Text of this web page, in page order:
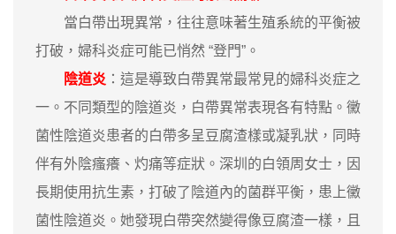
當白帶出現異常，往往意味著生殖系統的平衡被
打破，婦科炎症可能已悄然 “登門”。
陰道炎 ：這是導致白帶異常最常見的婦科炎症之
一。不同類型的陰道炎，白帶異常表現各有特點。黴
菌性陰道炎患者的白帶多呈豆腐渣樣或凝乳狀，同時
伴有外陰瘙癢、灼痛等症狀。深圳的白領周女士，因
長期使用抗生素，打破了陰道內的菌群平衡，患上黴
菌性陰道炎。她發現白帶突然變得像豆腐渣一樣，且